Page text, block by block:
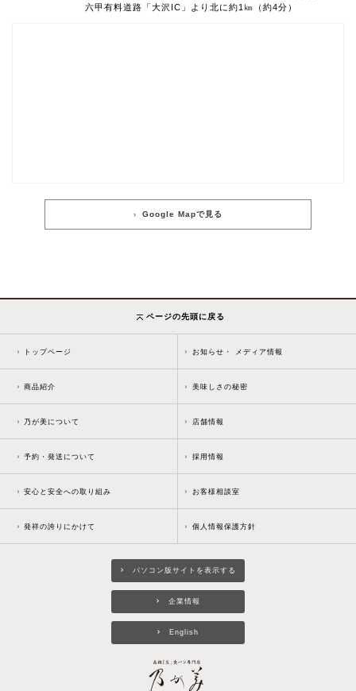
六甲有料道路「大沢IC」より北に約1㎞（約4分）
Google Mapで見る
ページの先頭に戻る
トップページ お知らせ・ メディア情報
商品紹介 美味しさの秘密
乃が美について 店舗情報
予約・発送について 採用情報
安心と安全への取り組み お客様相談室
発祥の誇りにかけて 個人情報保護方針
パソコン版サイトを表示する
企業情報
English